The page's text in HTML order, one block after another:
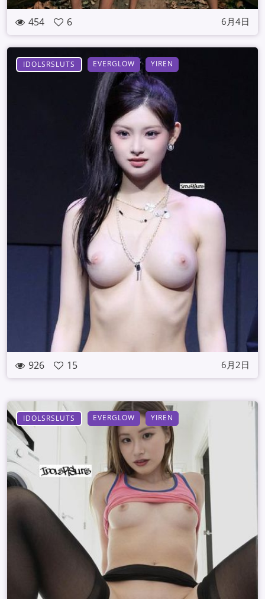
454 6 6月4日
IDOLSRSLUTS EVERGLOW YIREN
926 15 6月2日
IDOLSRSLUTS EVERGLOW YIREN